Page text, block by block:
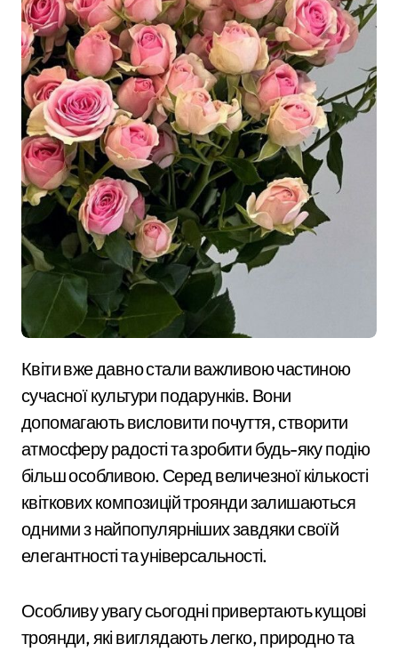
Квіти вже давно стали важливою частиною
сучасної культури подарунків. Вони
допомагають висловити почуття, створити
атмосферу радості та зробити будь-яку подію
більш особливою. Серед величезної кількості
квіткових композицій троянди залишаються
одними з найпопулярніших завдяки своїй
елегантності та універсальності.
Особливу увагу сьогодні привертають кущові
троянди, які виглядають легко, природно та